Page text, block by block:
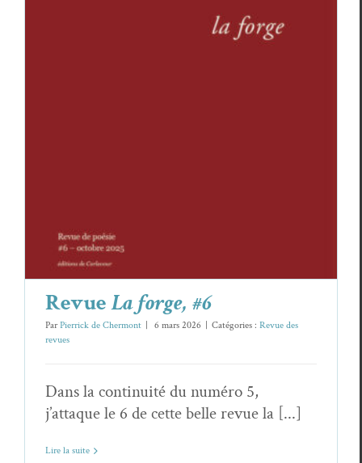
RevueLa forge, #6
ParPierrick de Chermont 6 mars 2026 Catégories : Revue des
revues
Dans la continuité du numéro 5,
j’attaque le 6 de cette belle revue la [...]
Lire la suite